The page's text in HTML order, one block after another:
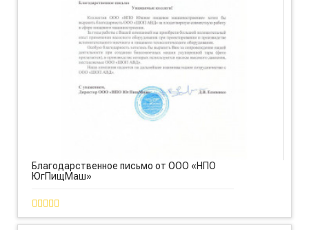
Благодарственное письмо от ООО «НПО
ЮгПищМаш»